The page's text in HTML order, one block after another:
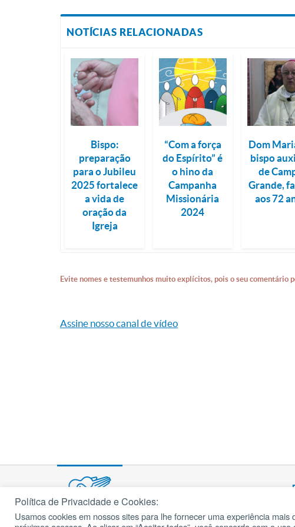
NOTÍCIAS RELACIONADAS
Bispo:
preparação
para o Jubileu
2025 fortalece
a vida de
oração da
Igreja
“Com a força
do Espírito” é
o hino da
Campanha
Missionária
2024
Dom
bispo
de
Grande,
aos 72
Evite nomes e testemunhos muito explícitos, pois o seu comentário
Assine nosso canal de vídeo
cancaonova.com© 2002 – 2026
Política de Privacidade e Cookies:
Usamos cookies em nossos sites para lhe fornecer uma experiência